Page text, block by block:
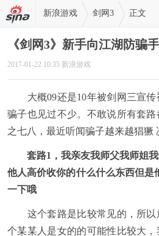
新浪游戏 剑网3 正文
《剑网3》新手向江湖防骗
2017-01-22 10:35 新浪游戏
大概09还是10年被剑网三宣
骗子也见过不少。不敢说所有套
之七八，最近听闻骗子越来越猖獗
套路1，我亲友我师父我师姐
他人高价收你的什么什么东西但是
一下哦
这个套路是比较常见的，所以
个某某人是女的的可能性比较大